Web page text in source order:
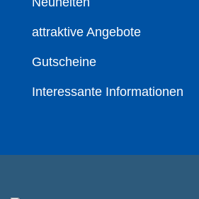
attraktive Angebote
Gutscheine
Interessante Informationen